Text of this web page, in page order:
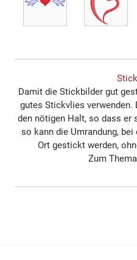
Damit die Stickbilder gut
gutes Stickvlies
den nötigen Halt, so dass er
so kann die Umrandung,
Ort gestickt werden,
Zum Thema